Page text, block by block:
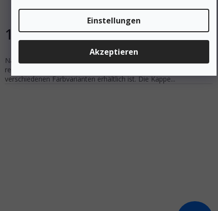
Einstellungen
Akzeptieren
Auf Lager
14 €
Nalgene Narrow Mouth Sustain ist eine Enghalsflasche, die aus
recyceltem und langlebigem Kunststoff hergestellt wird und in
verschiedenen Farbvarianten erhältlich ist. Die Kappe...